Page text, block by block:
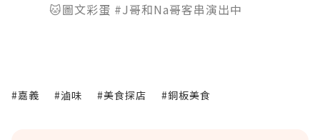
🐱圖文彩蛋 #J哥和Na哥客串演出中
#嘉義 #滷味 #美食探店 #銅板美食